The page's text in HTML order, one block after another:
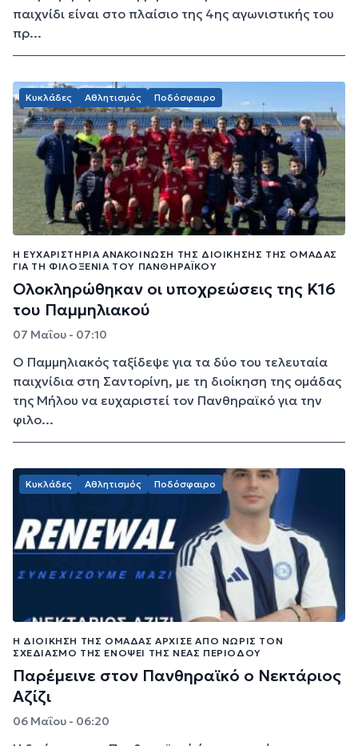
παιχνίδι είναι στο πλαίσιο της 4ης αγωνιστικής του
πρ...
Κυκλάδες Αθλητισμός Ποδόσφαιρο
Η ΕΥΧΑΡΙΣΤΉΡΙΑ ΑΝΑΚΟΊΝΩΣΗ ΤΗΣ ΔΙΟΊΚΗΣΗΣ ΤΗΣ ΟΜΆΔΑΣ
ΓΙΑ ΤΗ ΦΙΛΟΞΕΝΊΑ ΤΟΥ ΠΑΝΘΗΡΑΪΚΟΎ
Ολοκληρώθηκαν οι υποχρεώσεις της Κ16
του Παμμηλιακού
07 Μαΐου - 07:10
Ο Παμμηλιακός ταξίδεψε για τα δύο του τελευταία
παιχνίδια στη Σαντορίνη, με τη διοίκηση της ομάδας
της Μήλου να ευχαριστεί τον Πανθηραϊκό για την
φιλο...
Κυκλάδες Αθλητισμός Ποδόσφαιρο
Η ΔΙΟΊΚΗΣΗ ΤΗΣ ΟΜΆΔΑΣ ΆΡΧΙΣΕ ΑΠΌ ΝΩΡΊΣ ΤΟΝ
ΣΧΕΔΙΑΣΜΌ ΤΗΣ ΕΝΌΨΕΙ ΤΗΣ ΝΈΑΣ ΠΕΡΙΌΔΟΥ
Παρέμεινε στον Πανθηραϊκό ο Νεκτάριος
Αζίζι
06 Μαΐου - 06:20